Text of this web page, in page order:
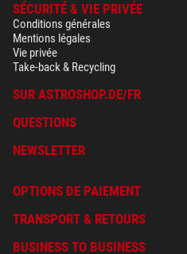
SÉCURITÉ & VIE PRIVÉE
Conditions générales
Mentions légales
Vie privée
Take-back & Recycling
SUR ASTROSHOP.DE/FR
QUESTIONS
NEWSLETTER
OPTIONS DE PAIEMENT
TRANSPORT & RETOURS
BUSINESS TO BUSINESS